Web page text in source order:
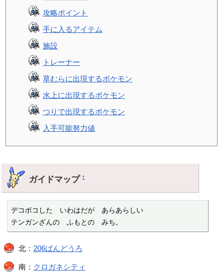
攻略ポイント
手に入るアイテム
施設
トレーナー
草むらに出現するポケモン
水上に出現するポケモン
つりで出現するポケモン
入手可能努力値
ガイドマップ†
デコボコした　いわはだが　あらあらしい
テンガンざんの　ふもとの　みち。
北： 206ばんどうろ
南： クロガネシティ